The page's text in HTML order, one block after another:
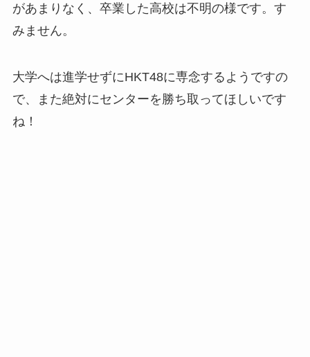
があまりなく、卒業した高校は不明の様です。す
みません。
大学へは進学せずにHKT48に専念するようですの
で、また絶対にセンターを勝ち取ってほしいです
ね！